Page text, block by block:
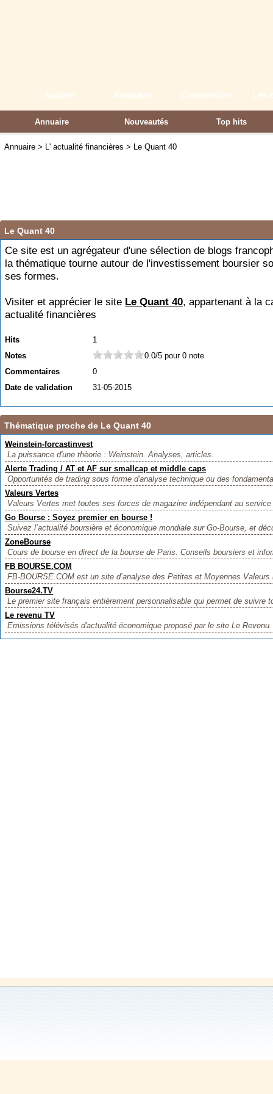
Accueil Annuaire Commencer Les
Annuaire Nouveautés Top hits
Partenaires
Annuaire > L' actualité financières > Le Quant 40
Le Quant 40
Ce site est un agrégateur d'une sélection de blogs
la thématique tourne autour de l'investissement boursier
ses formes.
Visiter et apprécier le site Le Quant 40, appartenant à la
actualité financières
Hits
1
Notes
0.0/5 pour 0 note
Commentaires
0
Date de validation
31-05-2015
Thématique proche de Le Quant 40
Weinstein-forcastinvest
La puissance d'une thèorie : Weinstein. Analyses, articles.
Alerte Trading / AT et AF sur smallcap et middle caps
Opportunités de trading sous forme d'analyse technique ou des
Valeurs Vertes
Valeurs Vertes met toutes ses forces de magazine indépendant au
Go Bourse : Soyez premier en bourse !
Suivez l’actualité boursière et économique mondiale sur Go-Bourse, et
ZoneBourse
Cours de bourse en direct de la bourse de Paris. Conseils boursiers et
FB BOURSE.COM
FB-BOURSE.COM est un site d’analyse des Petites et Moyennes
Bourse24.TV
Le premier site français entièrement personnalisable qui permet de suivre
Le revenu TV
Emissions télévisés d'actualité économique proposé par le site Le Revenu.